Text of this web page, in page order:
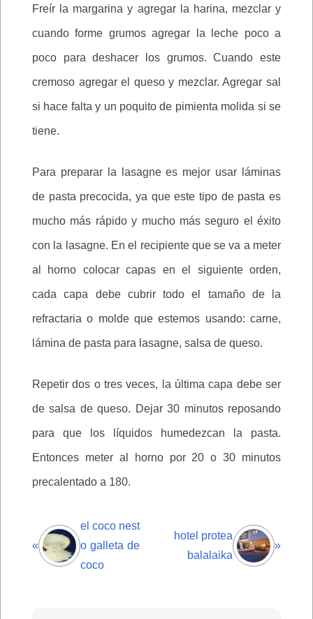
Freír la margarina y agregar la harina, mezclar y
cuando forme grumos agregar la leche poco a
poco para deshacer los grumos. Cuando este
cremoso agregar el queso y mezclar. Agregar sal
si hace falta y un poquito de pimienta molida si se
tiene.
Para preparar la lasagne es mejor usar láminas
de pasta precocida, ya que este tipo de pasta es
mucho más rápido y mucho más seguro el éxito
con la lasagne. En el recipiente que se va a meter
al horno colocar capas en el siguiente orden,
cada capa debe cubrir todo el tamaño de la
refractaria o molde que estemos usando: carne,
lámina de pasta para lasagne, salsa de queso.
Repetir dos o tres veces, la última capa debe ser
de salsa de queso. Dejar 30 minutos reposando
para que los líquidos humedezcan la pasta.
Entonces meter al horno por 20 o 30 minutos
precalentado a 180.
«
el coco nest
o galleta de
coco
hotel protea
balalaika
»